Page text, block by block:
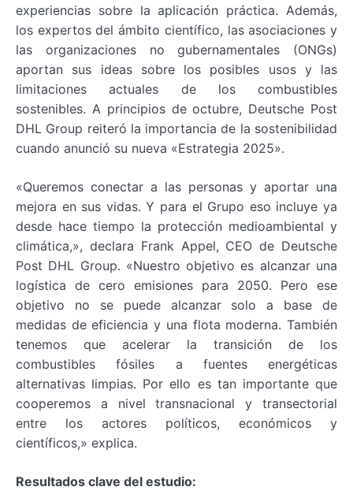
experiencias sobre la aplicación práctica. Además,
los expertos del ámbito científico, las asociaciones y
las organizaciones no gubernamentales (ONGs)
aportan sus ideas sobre los posibles usos y las
limitaciones actuales de los combustibles
sostenibles. A principios de octubre, Deutsche Post
DHL Group reiteró la importancia de la sostenibilidad
cuando anunció su nueva «Estrategia 2025».
«Queremos conectar a las personas y aportar una
mejora en sus vidas. Y para el Grupo eso incluye ya
desde hace tiempo la protección medioambiental y
climática,», declara Frank Appel, CEO de Deutsche
Post DHL Group. «Nuestro objetivo es alcanzar una
logística de cero emisiones para 2050. Pero ese
objetivo no se puede alcanzar solo a base de
medidas de eficiencia y una flota moderna. También
tenemos que acelerar la transición de los
combustibles fósiles a fuentes energéticas
alternativas limpias. Por ello es tan importante que
cooperemos a nivel transnacional y transectorial
entre los actores políticos, económicos y
científicos,» explica.
Resultados clave del estudio: